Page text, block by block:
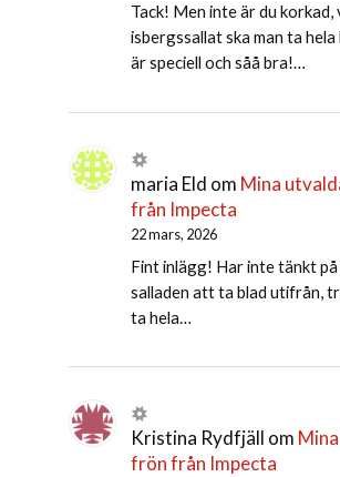
Tack! Men inte är du korkad,
isbergssallat ska man ta
är speciell och såå bra!…
maria Eld om Mina
från Impecta
22 mars, 2026
Fint inlägg! Har inte tänkt på
salladen att ta blad utifrån,
ta hela…
Kristina Rydfjäll om
frön från Impecta